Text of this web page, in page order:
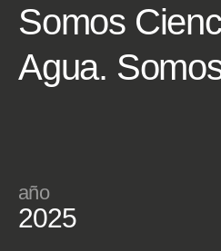
Somos
Agua.
año
2025